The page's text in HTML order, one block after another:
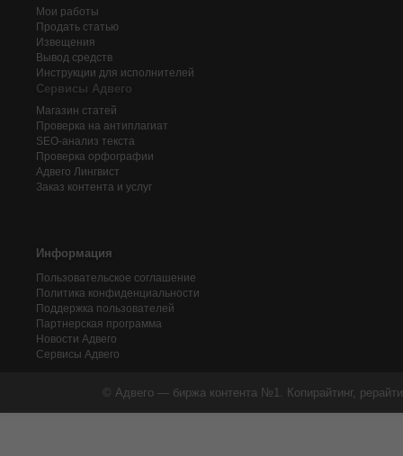
Мои работы
Продать статью
Извещения
Вывод средств
Инструкции для исполнителей
Сервисы Адвего
Магазин статей
Проверка на антиплагиат
SEO-анализ текста
Проверка орфографии
Адвего Лингвист
Заказ контента и услуг
Информация
Пользовательское соглашение
Политика конфиденциальности
Поддержка пользователей
Партнерская программа
Новости Адвего
Сервисы Адвего
© Адвего — биржа контента №1. Копирайтинг,